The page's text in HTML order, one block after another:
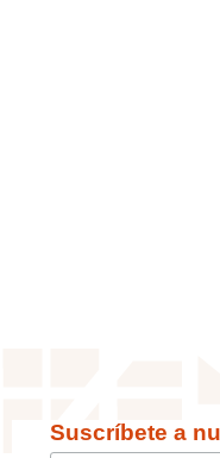
Suscríbete a